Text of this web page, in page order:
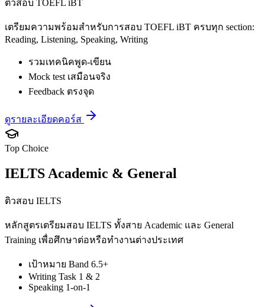
ติวสอบ TOEFL iBT
เตรียมความพร้อมสำหรับการสอบ TOEFL iBT ครบทุก section:
Reading, Listening, Speaking, Writing
รวมเทคนิคพูด-เขียน
Mock test เสมือนจริง
Feedback ตรงจุด
ดูรายละเอียดคอร์ส
Top Choice
IELTS Academic & General
ติวสอบ IELTS
หลักสูตรเตรียมสอบ IELTS ทั้งสาย Academic และ General
Training เพื่อศึกษาต่อหรือทำงานต่างประเทศ
เป้าหมาย Band 6.5+
Writing Task 1 & 2
Speaking 1-on-1